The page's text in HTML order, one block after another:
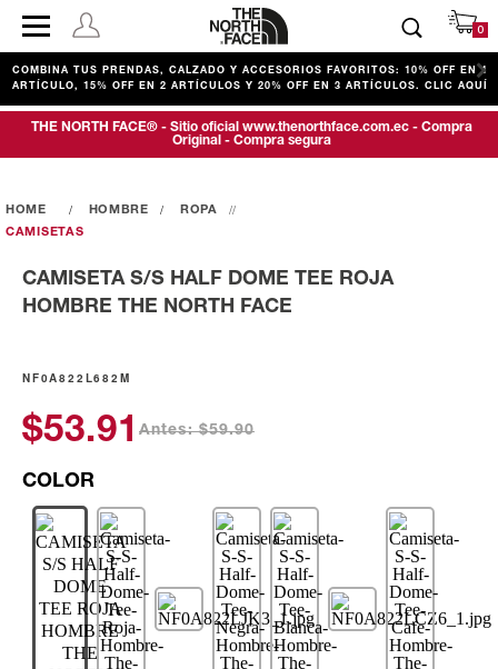
0
COMBINA TUS PRENDAS, CALZADO Y ACCESORIOS FAVORITOS: 10% OFF EN 1
ARTÍCULO, 15% OFF EN 2 ARTÍCULOS Y 20% OFF EN 3 ARTÍCULOS. CLIC AQUÍ
THE NORTH FACE® - Sitio oficial www.thenorthface.com.ec - Compra
Original - Compra segura
HOMBRE
ROPA
CAMISETAS
CAMISETA S/S HALF DOME TEE ROJA
HOMBRE THE NORTH FACE
NF0A822L682M
$53.91 Antes: $59.90